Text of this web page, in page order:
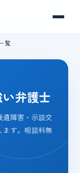
覧
弁護士
遺障害・示談交
ます。相談料無